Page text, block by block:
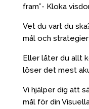
fram”- Kloka
Vet du vart du
mål och
Eller låter du allt
löser det mest
Vi hjälper dig att
mål för din